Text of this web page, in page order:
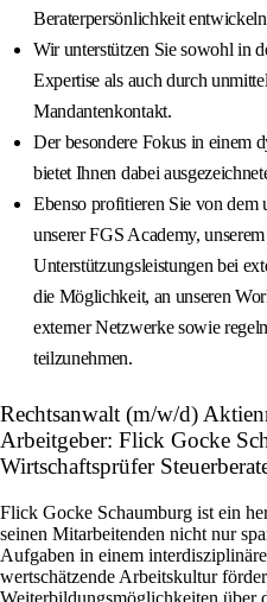
Beraterpersönlichkeit
Wir unterstützen Sie sowohl in
Expertise als auch durch
Mandantenkontakt.
Der besondere Fokus in einem
bietet Ihnen dabei
Ebenso profitieren Sie von dem
unserer FGS Academy,
Unterstützungsleistungen bei
die Möglichkeit, an unseren
externer Netzwerke sowie
teilzunehmen.
Rechtsanwalt (m/w/d)
Arbeitgeber: Flick Gocke
Wirtschaftsprüfer
Flick Gocke Schaumburg ist ein
seinen Mitarbeitenden nicht nur
Aufgaben in einem
wertschätzende Arbeitskultur
Weiterbildungsmöglichkeiten über